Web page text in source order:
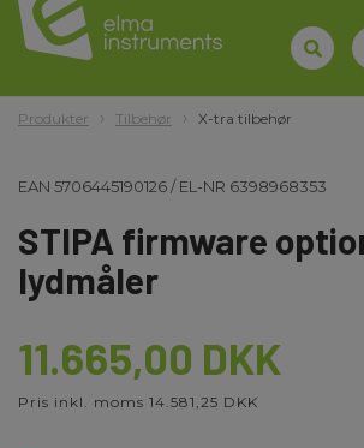
Produkter Tilbehør X-tra tilbehør
EAN 5706445190126/EL-NR 6398968353
STIPA firmware
lydmåler
11.665,00 DKK
Pris inkl. moms 14.581,25 DKK